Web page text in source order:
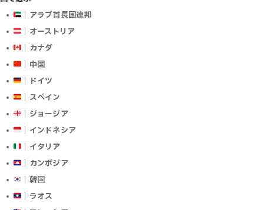
｜アラブ首長国連邦
｜オーストリア
｜カナダ
｜中国
｜ドイツ
｜スペイン
｜ジョージア
｜インドネシア
｜イタリア
｜カンボジア
｜韓国
｜ラオス